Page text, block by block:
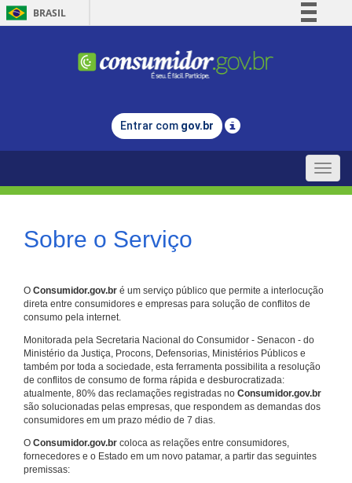
BRASIL
Comunica BR
Legislação
Entrar com gov.br
Toggle
Sobre o Serviço
O Consumidor.gov.br é um serviço público que permite a interlocução
direta entre consumidores e empresas para solução de conflitos de
consumo pela internet.
Monitorada pela Secretaria Nacional do Consumidor - Senacon - do
Ministério da Justiça, Procons, Defensorias, Ministérios Públicos e
também por toda a sociedade, esta ferramenta possibilita a resolução
de conflitos de consumo de forma rápida e desburocratizada:
atualmente, 80% das reclamações registradas no Consumidor.gov.br
são solucionadas pelas empresas, que respondem as demandas dos
consumidores em um prazo médio de 7 dias.
O Consumidor.gov.br coloca as relações entre consumidores,
fornecedores e o Estado em um novo patamar, a partir das seguintes
premissas: